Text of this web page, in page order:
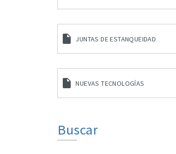
JUNTAS DE ESTANQUEIDAD
NUEVAS TECNOLOGÍAS
Buscar